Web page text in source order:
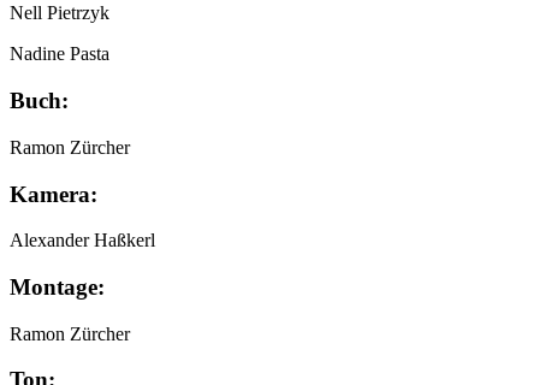
Nell Pietrzyk
Nadine Pasta
Buch:
Ramon Zürcher
Kamera:
Alexander Haßkerl
Montage:
Ramon Zürcher